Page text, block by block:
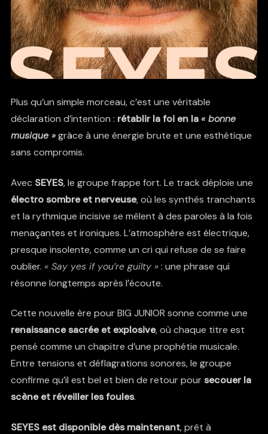
Plus qu’un simple morceau, c’est une véritable
déclaration d’intention : rétablir la foi en la « bonne
musique »grâce à une énergie brute et une esthétique
sans compromis.
Avec SEYES, le groupe frappe fort. Le track déploie une
électro sombre et nerveuse, où les synthés tranchants
et la rythmique incisive se mêlent à des paroles à la fois
menaçantes et ironiques. L’atmosphère est électrique,
presque insolente, comme un cri qui refuse de se faire
oublier. « Say yes if you’re guilty »: une phrase qui
résonne longtemps après l’écoute.
Cette nouvelle ère pour BIG JUNIOR sonne comme une
renaissance sacrée et explosive, où chaque titre est
pensé comme un chapitre d’une prophétie musicale.
Entre tensions et déflagrations sonores, le groupe
confirme qu’il est bel et bien de retour poursecouer la
scène et réveiller les foules.
SEYES est disponible dès maintenant, prêt à